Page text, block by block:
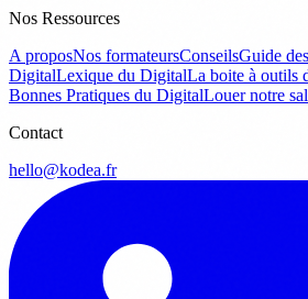
Nos Ressources
A proposNos formateursConseilsGuide
DigitalLexique du DigitalLa boite à outils
Bonnes Pratiques du DigitalLouer notre
Contact
hello@kodea.fr